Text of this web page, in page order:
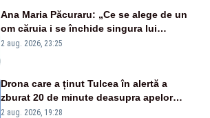
Ana Maria Păcuraru: „Ce se alege de un
om căruia i se închide singura lui
portiță?”
2 aug. 2026, 23:25
Drona care a ținut Tulcea în alertă a
zburat 20 de minute deasupra apelor
României. Au fost ridicate două F-16
2 aug. 2026, 19:28